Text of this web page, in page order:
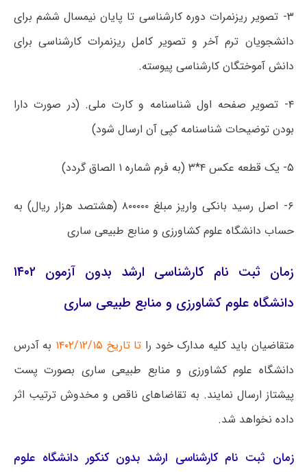
۳- تصویر ریزنمرات دوره کارشناسی تا پایان نیمسال ششم برای
دانشجویان ترم آخر و تصویر کامل ریزنمرات کارشناسی برای
دانش آموختگان کارشناسی پیوسته.
۴- تصویر صفحه اول شناسنامه و کارت ملی. (در صورت دارا
بودن توضیحات شناسنامه کپی آن ارسال شود)
۵- یک قطعه عکس ۴*۳ (به فرم شماره ۱ الصاق گردد)
۶- اصل رسید بانکی واریز مبلغ ۸۰۰۰۰۰ (هشتصد هزار ریال) به‌
حساب دانشگاه علوم کشاورزی و منابع طبیعی ساری
زمان ثبت نام کارشناسی ارشد بدون آزمون ۱۴۰۲
دانشگاه علوم کشاورزی و منابع طبیعی ساری
متقاضیان باید کلیه مدارک خود را تا تاریخ ۱۴۰۲/۱۲/۱۵
به آدرس
دانشگاه علوم کشاورزی و منابع طبیعی ساری بصورت پست
پیشتاز ارسال نمایند. به تقاضاهای ناقص و مخدوش ترتیب اثر
داده نخواهد شد.
زمان ثبت نام کارشناسی ارشد بدون کنکور دانشگاه علوم